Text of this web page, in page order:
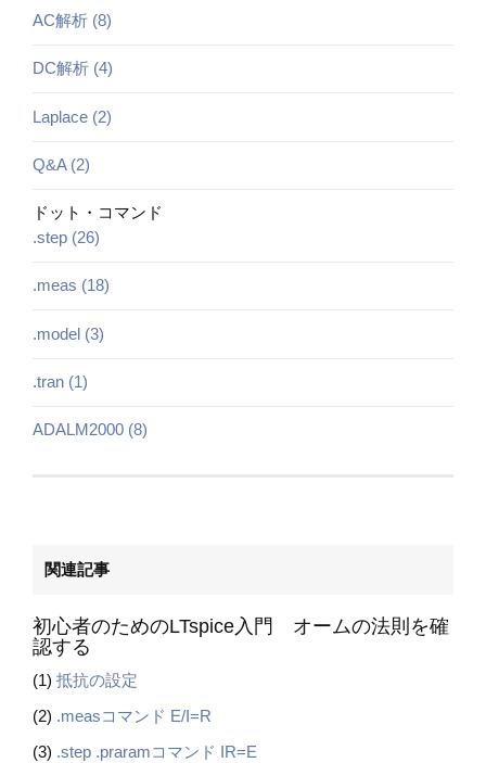
AC解析 (8)
DC解析 (4)
Laplace (2)
Q&A (2)
ドット・コマンド
.step (26)
.meas (18)
.model (3)
.tran (1)
ADALM2000 (8)
関連記事
初心者のためのLTspice入門 オームの法則を確
認する
(1) 抵抗の設定
(2) .measコマンド E/I=R
(3) .step .praramコマンド IR=E